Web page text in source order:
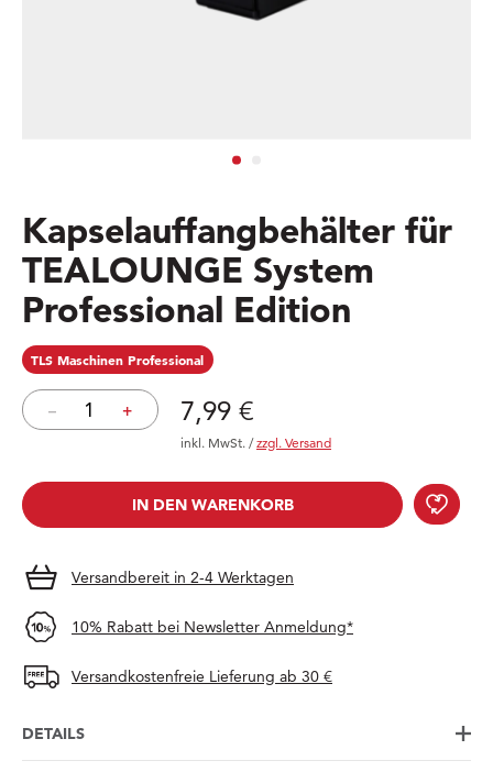
Kapselauffangbehälter für
TEALOUNGE System
Professional Edition
TLS Maschinen Professional
– + Preis: 7,99 €
7,99 €
inkl. MwSt. /zzgl. Versand
IN DEN WARENKORB
Versandbereit in 2-4 Werktagen
10% Rabatt bei Newsletter Anmeldung*
Versandkostenfreie Lieferung ab 30 €
DETAILS